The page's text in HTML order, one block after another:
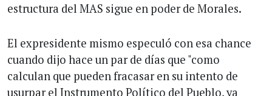
estructura del MAS sigue en poder de Morales.
El expresidente mismo especuló con esa chance
cuando dijo hace un par de días que "como
calculan que pueden fracasar en su intento de
usurpar el Instrumento Político del Pueblo, ya